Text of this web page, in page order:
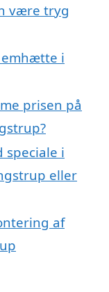
være tryg
emhætte i
prisen på
speciale i
eller
af